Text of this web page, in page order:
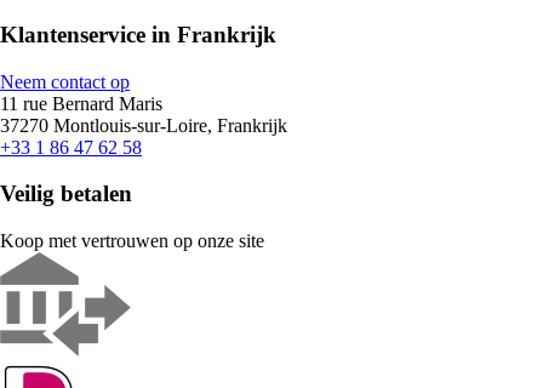
Klantenservice in Frankrijk
Neem contact op
11 rue Bernard Maris
37270 Montlouis-sur-Loire, Frankrijk
+33 1 86 47 62 58
Veilig betalen
Koop met vertrouwen op onze site